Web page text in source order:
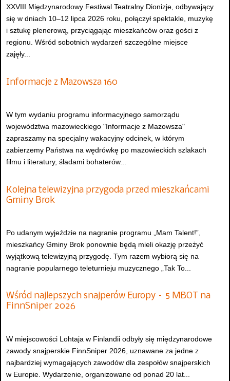
XXVIII Międzynarodowy Festiwal Teatralny Dionizje, odbywający
się w dniach 10–12 lipca 2026 roku, połączył spektakle, muzykę
i sztukę plenerową, przyciągając mieszkańców oraz gości z
regionu. Wśród sobotnich wydarzeń szczególne miejsce
zajęły...
Informacje z Mazowsza 160
W tym wydaniu programu informacyjnego samorządu
województwa mazowieckiego "Informacje z Mazowsza"
zapraszamy na specjalny wakacyjny odcinek, w którym
zabierzemy Państwa na wędrówkę po mazowieckich szlakach
filmu i literatury, śladami bohaterów...
Kolejna telewizyjna przygoda przed mieszkańcami
Gminy Brok
Po udanym wyjeździe na nagranie programu „Mam Talent!”,
mieszkańcy Gminy Brok ponownie będą mieli okazję przeżyć
wyjątkową telewizyjną przygodę. Tym razem wybiorą się na
nagranie popularnego teleturnieju muzycznego „Tak To...
Wśród najlepszych snajperów Europy – 5 MBOT na
FinnSniper 2026
W miejscowości Lohtaja w Finlandii odbyły się międzynarodowe
zawody snajperskie FinnSniper 2026, uznawane za jedne z
najbardziej wymagających zawodów dla zespołów snajperskich
w Europie. Wydarzenie, organizowane od ponad 20 lat...